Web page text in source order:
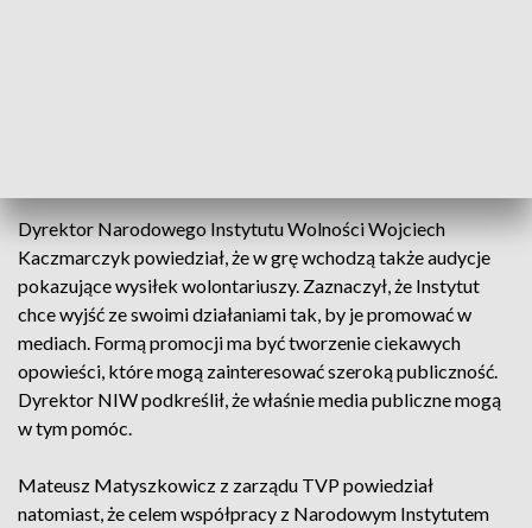
Dyrektor Narodowego Instytutu Wolności Wojciech
Kaczmarczyk powiedział, że w grę wchodzą także audycje
pokazujące wysiłek wolontariuszy. Zaznaczył, że Instytut
chce wyjść ze swoimi działaniami tak, by je promować w
mediach. Formą promocji ma być tworzenie ciekawych
opowieści, które mogą zainteresować szeroką publiczność.
Dyrektor NIW podkreślił, że właśnie media publiczne mogą
w tym pomóc.
Mateusz Matyszkowicz z zarządu TVP powiedział
natomiast, że celem współpracy z Narodowym Instytutem